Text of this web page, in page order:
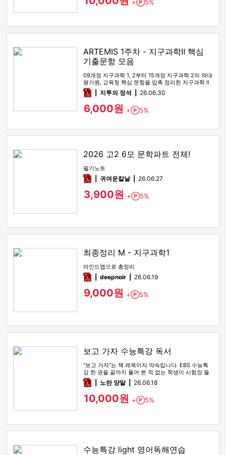
+ Point
5%
ARTEMIS 1주차 - 지구과학Ⅱ 핵심
기출문항 모음
09개정 지구과학 1, 2부터 15개정 지구과학 2의 역대
평가원, 교육청 핵심 문항을 압축 정리한 지구과학 Ⅱ
기출 선별 …
pdf지투의 정석 26.06.30
6,000원 + Point
5%
2026 고2 6모 문학파트 전체!
필기노트
pdf귀여운칼날 26.06.27
3,900원 + Point
5%
최종정리 M - 지구과학1
마인드맵으로 총정리
pdfdeepnoir 26.06.19
9,000원 + Point
5%
보고 가자 수능특강 독서
"보고 가자"는 책 제목이자 약속입니다. EBS 수능특
강 한 권을 끝까지 풀어 본 적 없는 학생이 시험장 들
어가기 전 마지막…
pdf노란 양말 26.06.18
10,000원 + Point
5%
수능특강 light 영어독해연습